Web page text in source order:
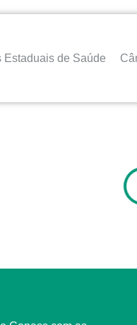
Estaduais de Saúde